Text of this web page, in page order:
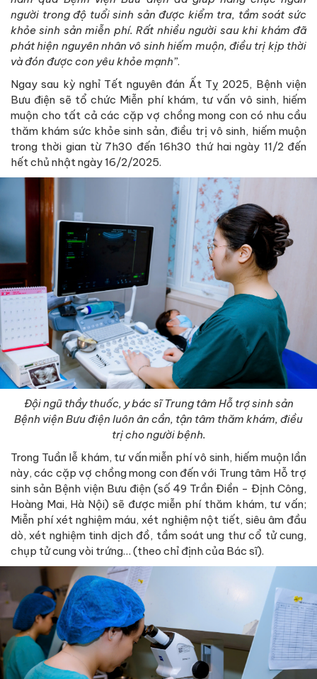
người trong độ tuổi sinh sản được kiểm tra, tầm soát sức
khỏe sinh sản miễn phí. Rất nhiều người sau khi khám đã
phát hiện nguyên nhân vô sinh hiếm muộn, điều trị kịp thời
và đón được con yêu khỏe mạnh”.
Ngay sau kỳ nghỉ Tết nguyên đán Ất Tỵ 2025, Bệnh viện
Bưu điện sẽ tổ chức Miễn phí khám, tư vấn vô sinh, hiếm
muộn cho tất cả các cặp vợ chồng mong con có nhu cầu
thăm khám sức khỏe sinh sản, điều trị vô sinh, hiếm muộn
trong thời gian từ 7h30 đến 16h30 thứ hai ngày 11/2 đến
hết chủ nhật ngày 16/2/2025.
Đội ngũ thầy thuốc, y bác sĩ Trung tâm Hỗ trợ sinh sản
Bệnh viện Bưu điện luôn ân cần, tận tâm thăm khám, điều
trị cho người bệnh.
Trong Tuần lễ khám, tư vấn miễn phí vô sinh, hiếm muộn lần
này, các cặp vợ chồng mong con đến với Trung tâm Hỗ trợ
sinh sản Bệnh viện Bưu điện (số 49 Trần Điền - Định Công,
Hoàng Mai, Hà Nội) sẽ được miễn phí thăm khám, tư vấn;
Miễn phí xét nghiệm máu, xét nghiệm nột tiết, siêu âm đầu
dò, xét nghiệm tinh dịch đồ, tầm soát ung thư cổ tử cung,
chụp tử cung vòi trứng… (theo chỉ định của Bác sĩ).